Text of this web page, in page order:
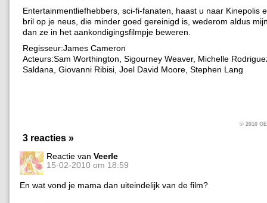
Entertainmentliefhebbers, sci-fi-fanaten, haast u naar Kinepolis
bril op je neus, die minder goed gereinigd is, wederom aldus
dan ze in het aankondigingsfilmpje beweren.
Regisseur:James Cameron
Acteurs:Sam Worthington, Sigourney Weaver, Michelle
Saldana, Giovanni Ribisi, Joel David Moore, Stephen Lang
© 2010
3 reacties »
Reactie van Veerle
15-02-2010 om 18:59
En wat vond je mama dan uiteindelijk van de film?